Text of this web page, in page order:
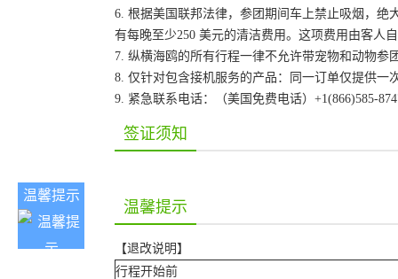
6. 根据美国联邦法律，参团期间车上禁止吸烟，
有每晚至少250 美元的清洁费用。这项费用由客人
7. 纵横海鸥的所有行程一律不允许带宠物和动物参
8. 仅针对包含接机服务的产品：同一订单仅提供
9. 紧急联系电话：（美国免费电话）+1(866)585-
签证须知
温馨提示
温馨提示
【退改说明】
行程开始前